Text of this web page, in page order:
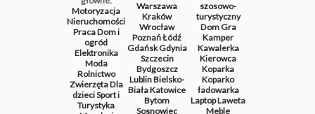
Motoryzacja
Nieruchomości
PracaDom i
ogród
Elektronika
Moda
Rolnictwo
ZwierzętaDla
dzieciSport i
Turystyka
Warszawa
Kraków
Wrocław
PoznańŁódź
GdańskGdynia
Szczecin
Bydgoszcz
LublinBielsko-
BiałaKatowice
Bytom
Sosnowiec
szosowo-
turystyczny
DomGra
Kamper
Kawalerka
Kierowca
Koparka
Koparko
ładowarka
LaptopLaweta
Meble